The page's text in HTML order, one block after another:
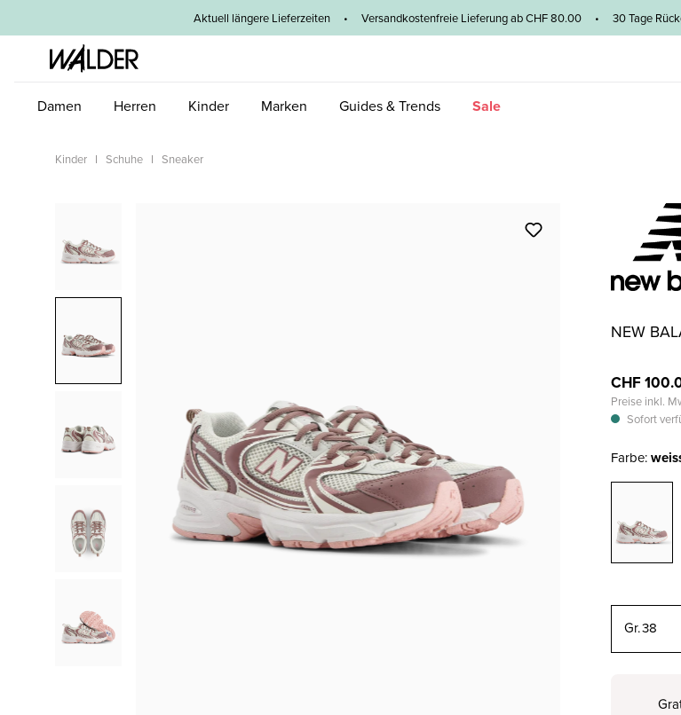
Aktuell längere Lieferzeiten • Versandkostenfreie Lieferung ab CHF 80.00 • 30 Tage
Damen Herren Kinder Marken Guides & Trends Sale
Kinder Schuhe Sneaker
NEW
CHF
Preise inkl.
Sofort
Farbe:
38